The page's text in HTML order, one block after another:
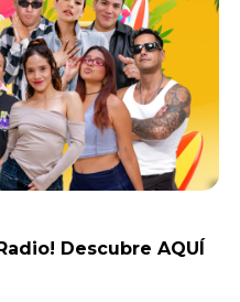
Descubre AQUÍ